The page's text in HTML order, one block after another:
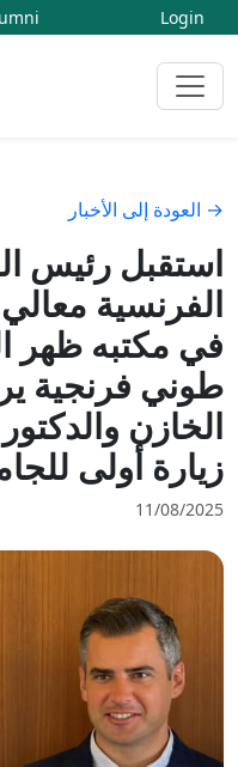
Login
→ العودة إلى الأخبار
استقبل رئيس
الفرنسية
في مكتبه ظهر
طوني فرنجية
الخازن
زيارة أولى
11/08/2025